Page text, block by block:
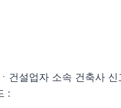
건설업자 소속 건축사 신
: